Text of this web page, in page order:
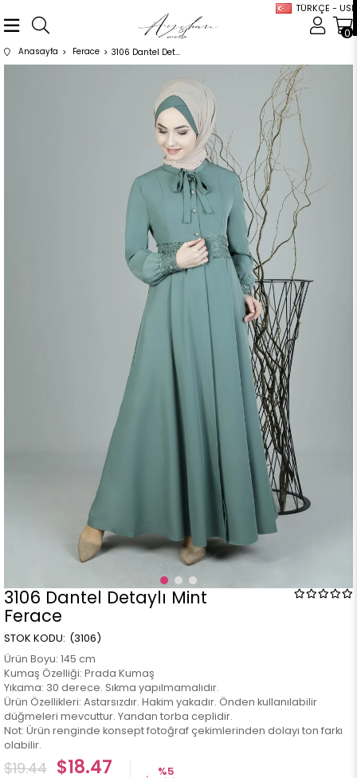
TÜRKÇE - USD
0
Anasayfa Ferace 3106 Dantel Detaylı Mint Ferace
3106 Dantel Detaylı Mint
Ferace
(3106)
Ürün Boyu: 145 cm
Kumaş Özelliği: Prada Kumaş
Yıkama: 30 derece. Sıkma yapılmamalıdır.
Ürün Özellikleri: Astarsızdır. Hakim yakadır. Önden kullanılabilir
düğmeleri mevcuttur. Yandan torba ceplidir.
Not: Ürün renginde konsept fotoğraf çekimlerinden dolayı ton farkı
olabilir.
$19.44 $18.47 %5